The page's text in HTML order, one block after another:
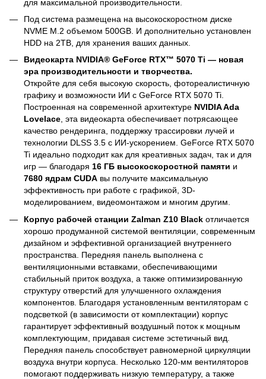
для максимальной производительности.
Под система размещена на высокоскоростном диске
NVME M.2 объемом 500GB. И дополнительно установлен
HDD на 2TB, для хранения ваших данных.
Видеокарта NVIDIA® GeForce RTX™ 5070 Ti — новая
эра производительности и творчества.
Откройте для себя высокую скорость, фотореалистичную
графику и возможности ИИ с GeForce RTX 5070 Ti.
Построенная на современной архитектуре NVIDIA Ada
Lovelace, эта видеокарта обеспечивает потрясающее
качество рендеринга, поддержку трассировки лучей и
технологии DLSS 3.5 с ИИ-ускорением. GeForce RTX 5070
Ti идеально подходит как для креативных задач, так и для
игр — благодаря 16 ГБ высокоскоростной памяти и
7680 ядрам CUDA вы получите максимальную
эффективность при работе с графикой, 3D-
моделированием, видеомонтажом и многим другим.
Корпус рабочей станции Zalman Z10 Black отличается
хорошо продуманной системой вентиляции, современным
дизайном и эффективной организацией внутреннего
пространства. Передняя панель выполнена с
вентиляционными вставками, обеспечивающими
стабильный приток воздуха, а также оптимизированную
структуру отверстий для улучшенного охлаждения
компонентов. Благодаря установленным вентиляторам с
подсветкой (в зависимости от комплектации) корпус
гарантирует эффективный воздушный поток к мощным
комплектующим, придавая системе эстетичный вид.
Передняя панель способствует равномерной циркуляции
воздуха внутри корпуса. Несколько 120-мм вентиляторов
помогают поддерживать низкую температуру, а также